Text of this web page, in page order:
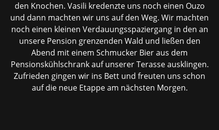
den Knochen. Vasili kredenzte uns noch einen Ouzo
und dann machten wir uns auf den Weg. Wir machten
noch einen kleinen Verdauungsspaziergang in den an
unsere Pension grenzenden Wald und ließen den
Abend mit einem Schmucker Bier aus dem
Pensionskühlschrank auf unserer Terasse ausklingen.
Zufrieden gingen wir ins Bett und freuten uns schon
auf die neue Etappe am nächsten Morgen.